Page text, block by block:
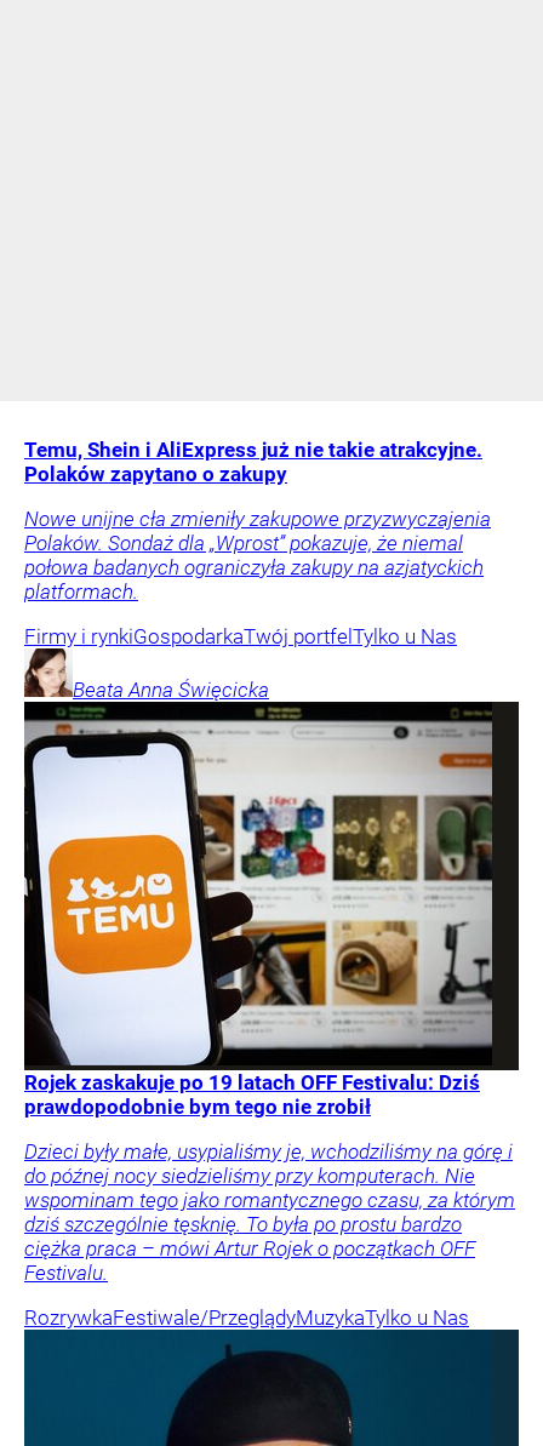
Temu, Shein i AliExpress już nie takie atrakcyjne.
Polaków zapytano o zakupy
Nowe unijne cła zmieniły zakupowe przyzwyczajenia
Polaków. Sondaż dla „Wprost” pokazuje, że niemal
połowa badanych ograniczyła zakupy na azjatyckich
platformach.
Firmy i rynkiGospodarkaTwój portfel Tylko u Nas
Beata Anna Święcicka
Rojek zaskakuje po 19 latach OFF Festivalu: Dziś
prawdopodobnie bym tego nie zrobił
Dzieci były małe, usypialiśmy je, wchodziliśmy na górę i
do późnej nocy siedzieliśmy przy komputerach. Nie
wspominam tego jako romantycznego czasu, za którym
dziś szczególnie tęsknię. To była po prostu bardzo
ciężka praca – mówi Artur Rojek o początkach OFF
Festivalu.
RozrywkaFestiwale/PrzeglądyMuzykaTylko u Nas